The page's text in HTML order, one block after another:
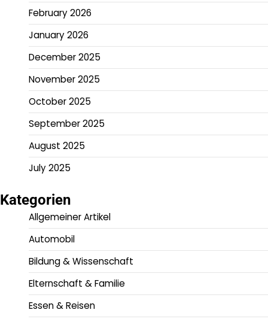
February 2026
January 2026
December 2025
November 2025
October 2025
September 2025
August 2025
July 2025
Kategorien
Allgemeiner Artikel
Automobil
Bildung & Wissenschaft
Elternschaft & Familie
Essen & Reisen